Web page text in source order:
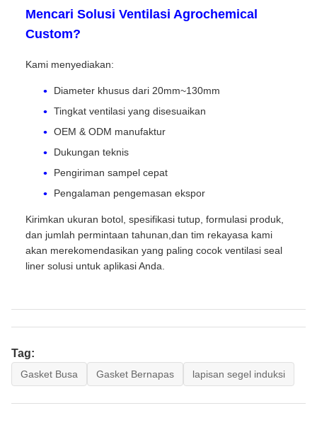
Mencari Solusi Ventilasi Agrochemical
Custom?
Kami menyediakan:
Diameter khusus dari 20mm~130mm
Tingkat ventilasi yang disesuaikan
OEM & ODM manufaktur
Dukungan teknis
Pengiriman sampel cepat
Pengalaman pengemasan ekspor
Kirimkan ukuran botol, spesifikasi tutup, formulasi produk,
dan jumlah permintaan tahunan,dan tim rekayasa kami
akan merekomendasikan yang paling cocok ventilasi seal
liner solusi untuk aplikasi Anda.
Tag:
Gasket Busa Gasket Bernapas lapisan segel induksi